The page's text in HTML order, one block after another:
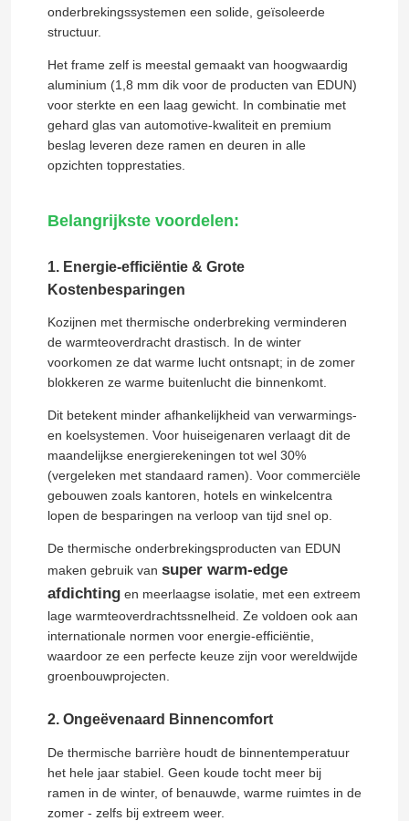
Producten
Video's
onderbrekingssystemen een solide, geïsoleerde
structuur.
Het frame zelf is meestal gemaakt van hoogwaardig
aluminium (1,8 mm dik voor de producten van EDUN)
voor sterkte en een laag gewicht. In combinatie met
gehard glas van automotive-kwaliteit en premium
beslag leveren deze ramen en deuren in alle
opzichten topprestaties.
Belangrijkste voordelen:
1. Energie-efficiëntie & Grote
Kostenbesparingen
Kozijnen met thermische onderbreking verminderen
de warmteoverdracht drastisch. In de winter
voorkomen ze dat warme lucht ontsnapt; in de zomer
blokkeren ze warme buitenlucht die binnenkomt.
Dit betekent minder afhankelijkheid van verwarmings-
en koelsystemen. Voor huiseigenaren verlaagt dit de
maandelijkse energierekeningen tot wel 30%
(vergeleken met standaard ramen). Voor commerciële
gebouwen zoals kantoren, hotels en winkelcentra
lopen de besparingen na verloop van tijd snel op.
De thermische onderbrekingsproducten van EDUN
maken gebruik van super warm-edge
afdichtingen meerlaagse isolatie, met een extreem
lage warmteoverdrachtssnelheid. Ze voldoen ook aan
internationale normen voor energie-efficiëntie,
waardoor ze een perfecte keuze zijn voor wereldwijde
groenbouwprojecten.
2. Ongeëvenaard Binnencomfort
De thermische barrière houdt de binnentemperatuur
het hele jaar stabiel. Geen koude tocht meer bij
ramen in de winter, of benauwde, warme ruimtes in de
zomer - zelfs bij extreem weer.